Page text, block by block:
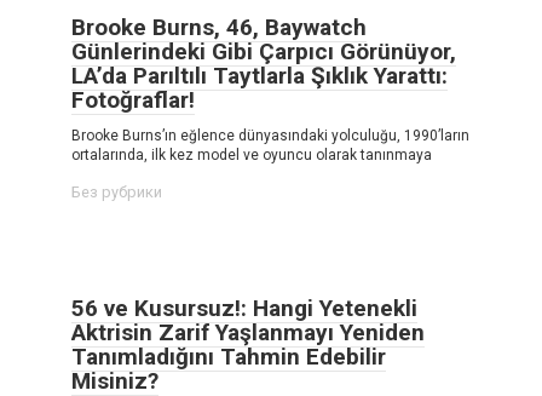
Brooke Burns, 46, Baywatch
Günlerindeki Gibi Çarpıcı Görünüyor,
LA’da Parıltılı Taytlarla Şıklık Yarattı:
Fotoğraflar!
Brooke Burns’ın eğlence dünyasındaki yolculuğu, 1990’ların
ortalarında, ilk kez model ve oyuncu olarak tanınmaya
Без рубрики
56 ve Kusursuz!: Hangi Yetenekli
Aktrisin Zarif Yaşlanmayı Yeniden
Tanımladığını Tahmin Edebilir
Misiniz?